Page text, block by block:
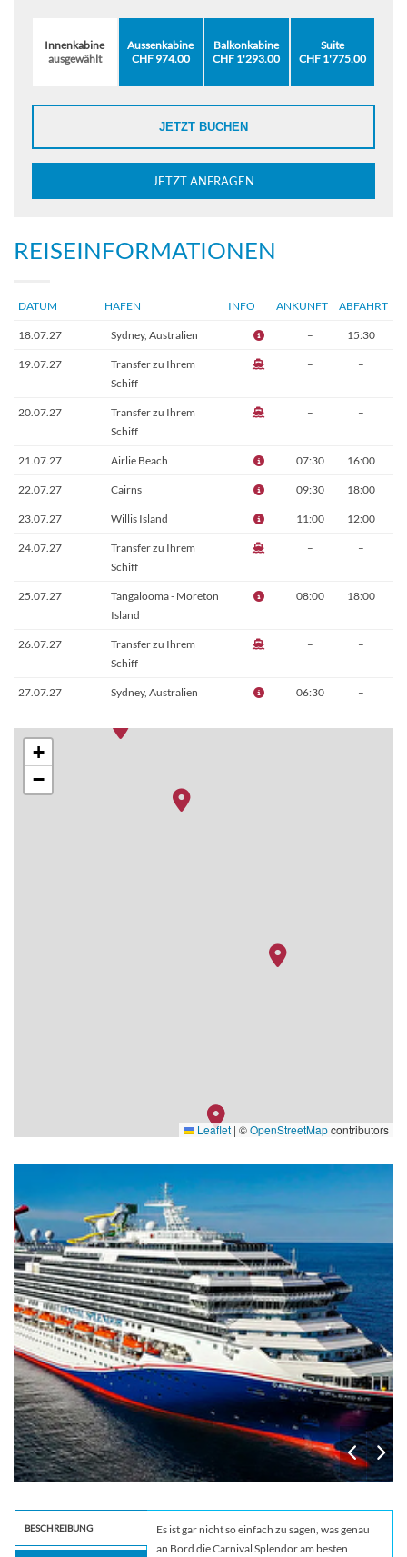
Innenkabine
ausgewählt
Aussenkabine
CHF 974.00
Balkonkabine
CHF 1'293.00
Suite
CHF 1'775.00
JETZT BUCHEN
JETZT ANFRAGEN
REISEINFORMATIONEN
DATUM HAFEN INFO ANKUNFT ABFAHRT
18.07.27 Sydney, Australien – 15:30
19.07.27
Transfer zu Ihrem
Schiff
– –
20.07.27
Transfer zu Ihrem
Schiff
– –
21.07.27 Airlie Beach 07:30 16:00
22.07.27 Cairns 09:30 18:00
23.07.27 Willis Island 11:00 12:00
24.07.27
Transfer zu Ihrem
Schiff
– –
25.07.27
Tangalooma - Moreton
Island
08:00 18:00
26.07.27
Transfer zu Ihrem
Schiff
– –
27.07.27 Sydney, Australien 06:30 –
+
−
Leaflet | ©OpenStreetMapcontributors
cherry-on-top-1
BESCHREIBUNG
Es ist gar nicht so einfach zu sagen, was genau
an Bord die Carnival Splendor am besten